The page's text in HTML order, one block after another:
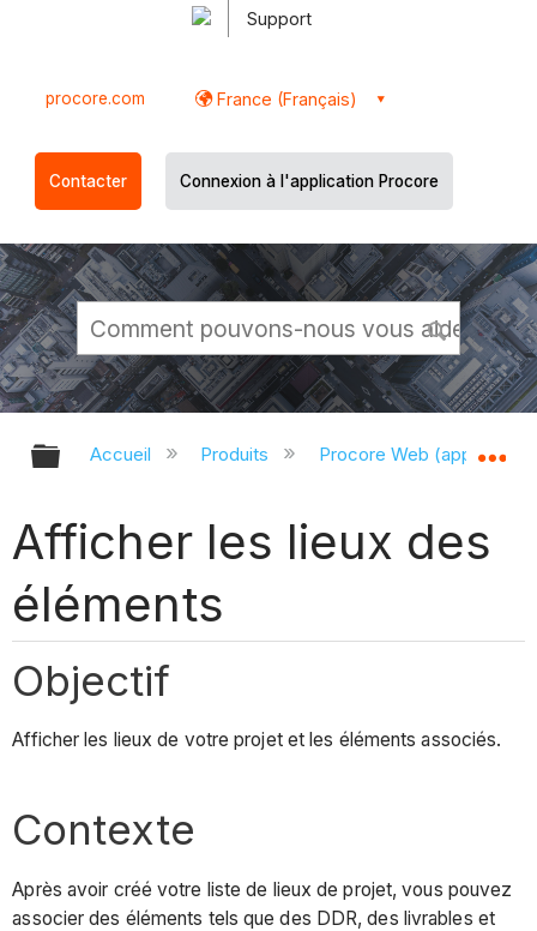
Support
procore.com France (Français)
Contacter Connexion à l'application Procore
Développer/réduire la hiérarchie
Accueil Produits Procore Web
Afficher les lieux des
éléments
Objectif
Afficher les lieux de votre projet et les éléments associés.
Contexte
Après avoir créé votre liste de lieux de projet, vous pouvez
associer des éléments tels que des DDR, des livrables et